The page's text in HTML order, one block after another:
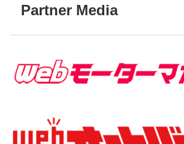
Partner Media